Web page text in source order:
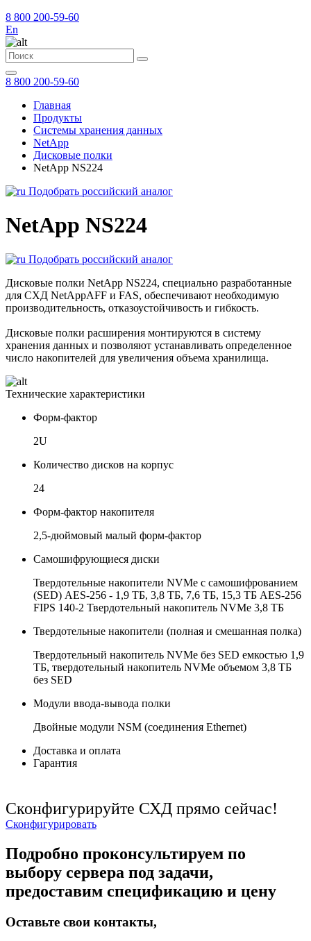
8 800 200-59-60
En
8 800 200-59-60
Главная
Продукты
Системы хранения данных
NetApp
Дисковые полки
NetApp NS224
Подобрать российский аналог
NetApp NS224
Подобрать российский аналог
Дисковые полки NetApp NS224, специально разработанные
для СХД NetAppAFF и FAS, обеспечивают необходимую
производительность, отказоустойчивость и гибкость.
Дисковые полки расширения монтируются в систему
хранения данных и позволяют устанавливать определенное
число накопителей для увеличения объема хранилища.
Технические характеристики
Форм-фактор
2U
Количество дисков на корпус
24
Форм-фактор накопителя
2,5-дюймовый малый форм-фактор
Самошифрующиеся диски
Твердотельные накопители NVMe с самошифрованием
(SED) AES-256 - 1,9 ТБ, 3,8 ТБ, 7,6 ТБ, 15,3 ТБ AES-256
FIPS 140-2 Твердотельный накопитель NVMe 3,8 ТБ
Твердотельные накопители (полная и смешанная полка)
Твердотельный накопитель NVMe без SED емкостью 1,9
ТБ, твердотельный накопитель NVMe объемом 3,8 ТБ
без SED
Модули ввода-вывода полки
Двойные модули NSM (соединения Ethernet)
Доставка и оплата
Гарантия
Сконфигурируйте СХД прямо сейчас!
Сконфигурировать
Подробно проконсультируем по
выбору сервера под задачи,
предоставим спецификацию и цену
Оставьте свои контакты,